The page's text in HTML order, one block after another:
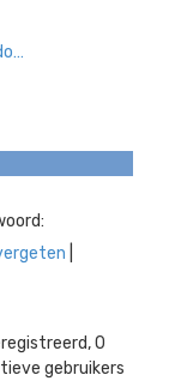
0
gebruikers